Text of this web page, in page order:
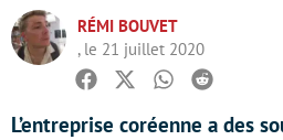
RÉMI BOUVET
, le 21 juillet 2020
Facebook
TwitterWhatsapp
Reddit
L’entreprise coréenne a des